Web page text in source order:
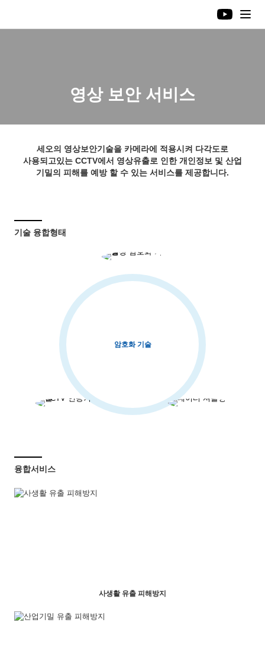
영상 보안 서비스
세오의 영상보안기술을 카메라에 적용시켜 다각도로
사용되고있는 CCTV에서 영상유출로 인한 개인정보 및 산업
기밀의 피해를 예방 할 수 있는 서비스를 제공합니다.
기술 융합형태
암호화 기술
융합서비스
사생활 유출 피해방지